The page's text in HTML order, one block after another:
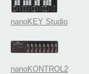
nanoKEY Studio
nanoKONTROL2